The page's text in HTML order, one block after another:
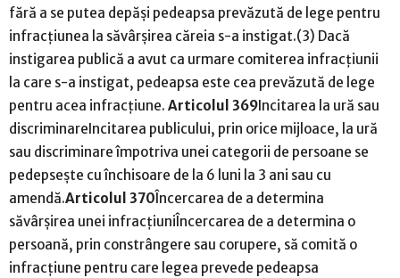
fără a se putea depăși pedeapsa prevăzută de lege pentru
infracțiunea la săvârșirea căreia s-a instigat.(3) Dacă
instigarea publică a avut ca urmare comiterea infracțiunii
la care s-a instigat, pedeapsa este cea prevăzută de lege
pentru acea infracțiune. Articolul 369Incitarea la ură sau
discriminareIncitarea publicului, prin orice mijloace, la ură
sau discriminare împotriva unei categorii de persoane se
pedepsește cu închisoare de la 6 luni la 3 ani sau cu
amendă.Articolul 370Încercarea de a determina
săvârșirea unei infracțiuniÎncercarea de a determina o
persoană, prin constrângere sau corupere, să comită o
infracțiune pentru care legea prevede pedeapsa